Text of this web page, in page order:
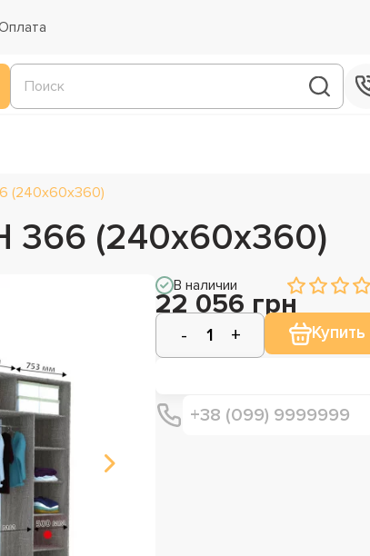
(240х60х360)
(240х60х360)
В наличии
22 056 грн
Купить